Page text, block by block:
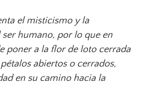
el misticismo y la
humano, por lo que en
poner a la flor de loto cerrada
abiertos o cerrados,
en su camino hacia la